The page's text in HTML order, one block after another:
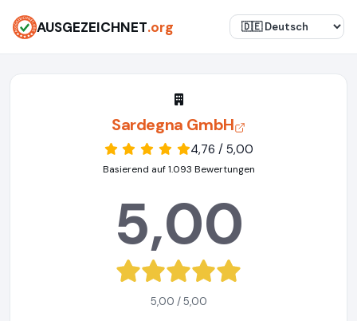
AUSGEZEICHNET.org
Sardegna GmbH
4,76 / 5,00
Basierend auf 1.093 Bewertungen
5,00
5,00 / 5,00